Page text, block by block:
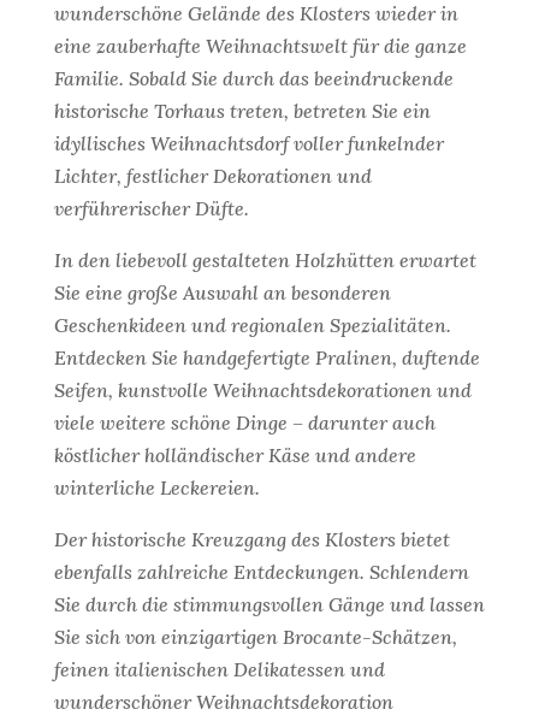
wunderschöne Gelände des Klosters wieder in
eine zauberhafte Weihnachtswelt für die ganze
Familie. Sobald Sie durch das beeindruckende
historische Torhaus treten, betreten Sie ein
idyllisches Weihnachtsdorf voller funkelnder
Lichter, festlicher Dekorationen und
verführerischer Düfte.
In den liebevoll gestalteten Holzhütten erwartet
Sie eine große Auswahl an besonderen
Geschenkideen und regionalen Spezialitäten.
Entdecken Sie handgefertigte Pralinen, duftende
Seifen, kunstvolle Weihnachtsdekorationen und
viele weitere schöne Dinge – darunter auch
köstlicher holländischer Käse und andere
winterliche Leckereien.
Der historische Kreuzgang des Klosters bietet
ebenfalls zahlreiche Entdeckungen. Schlendern
Sie durch die stimmungsvollen Gänge und lassen
Sie sich von einzigartigen Brocante-Schätzen,
feinen italienischen Delikatessen und
wunderschöner Weihnachtsdekoration